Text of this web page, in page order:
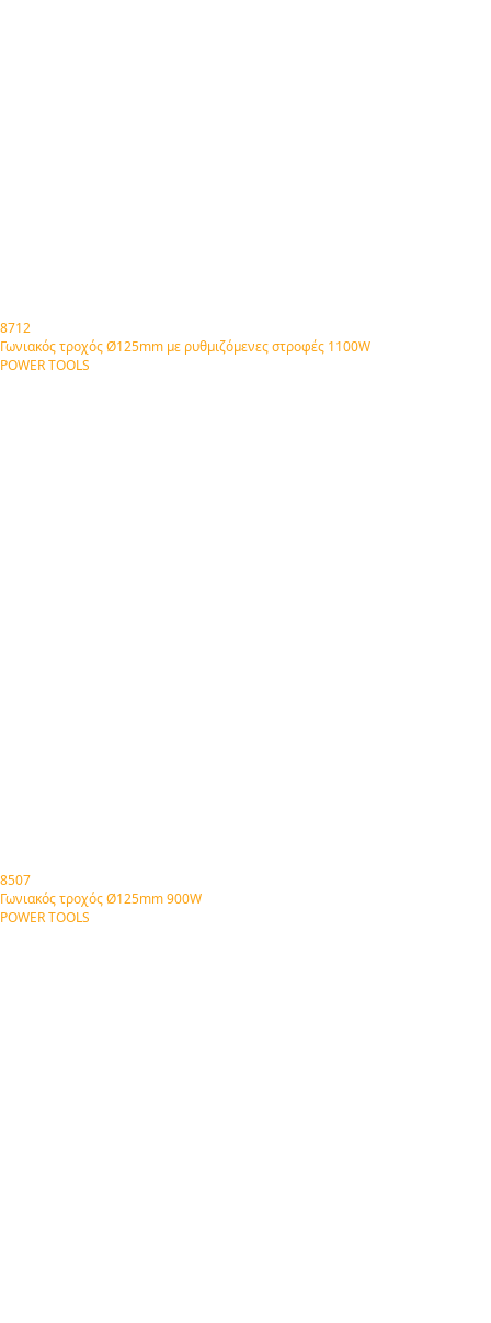
8712
Γωνιακός τροχός Ø125mm με ρυθμιζόμενες στροφές 1100W
POWER TOOLS
8507
Γωνιακός τροχός Ø125mm 900W
POWER TOOLS